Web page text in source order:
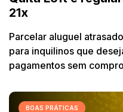
21x
Parcelar aluguel
para inquilinos que
pagamentos sem
BOAS PRÁTICAS